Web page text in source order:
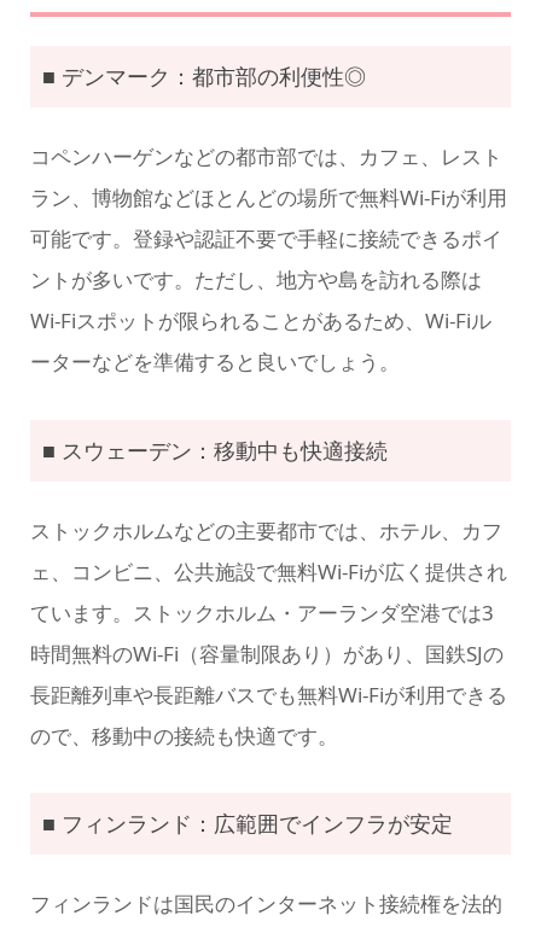
■ デンマーク：都市部の利便性◎
コペンハーゲンなどの都市部では、カフェ、レスト
ラン、博物館などほとんどの場所で無料Wi-Fiが利用
可能です。登録や認証不要で手軽に接続できるポイ
ントが多いです。ただし、地方や島を訪れる際は
Wi-Fiスポットが限られることがあるため、Wi-Fiル
ーターなどを準備すると良いでしょう。
■ スウェーデン：移動中も快適接続
ストックホルムなどの主要都市では、ホテル、カフ
ェ、コンビニ、公共施設で無料Wi-Fiが広く提供され
ています。ストックホルム・アーランダ空港では3
時間無料のWi-Fi（容量制限あり）があり、国鉄SJの
長距離列車や長距離バスでも無料Wi-Fiが利用できる
ので、移動中の接続も快適です。
■ フィンランド：広範囲でインフラが安定
フィンランドは国民のインターネット接続権を法的